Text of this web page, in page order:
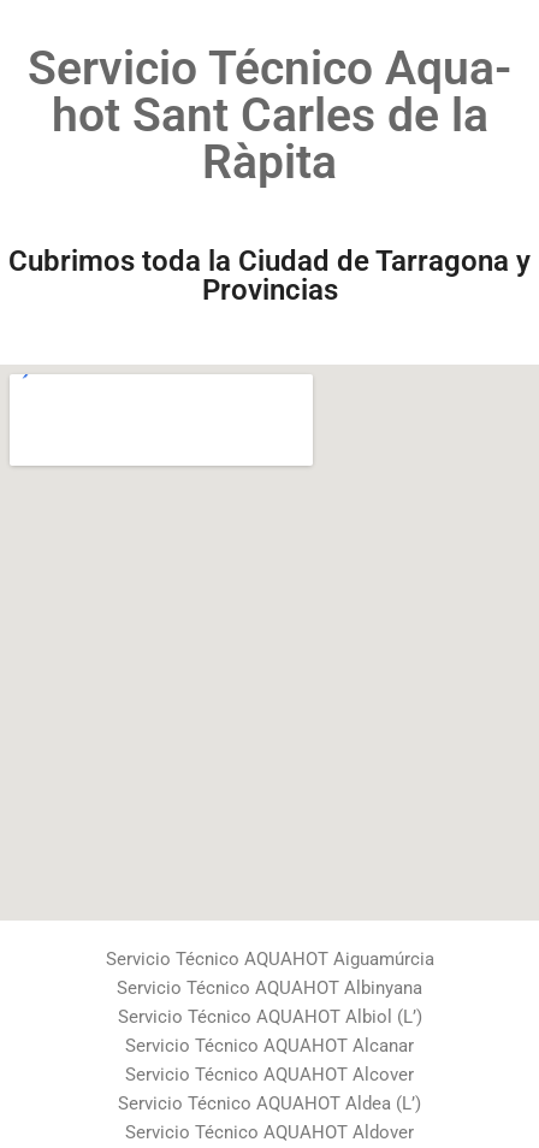
Servicio Técnico Aqua-
hot Sant Carles de la
Ràpita
Cubrimos toda la Ciudad de Tarragona y
Provincias
Servicio Técnico AQUAHOT Aiguamúrcia
Servicio Técnico AQUAHOT Albinyana
Servicio Técnico AQUAHOT Albiol (L’)
Servicio Técnico AQUAHOT Alcanar
Servicio Técnico AQUAHOT Alcover
Servicio Técnico AQUAHOT Aldea (L’)
Servicio Técnico AQUAHOT Aldover